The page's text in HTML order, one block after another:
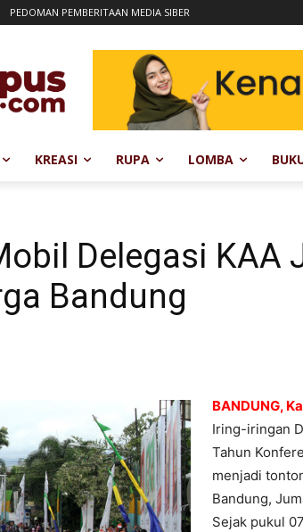
PEDOMAN PEMBERITAAN MEDIA SIBER
KREASI RUPA LOMBA
Delegasi KAA
Bandung
BANDUNG,
Iring-iringan
Tahun
menjadi
Bandung,
Sejak pukul